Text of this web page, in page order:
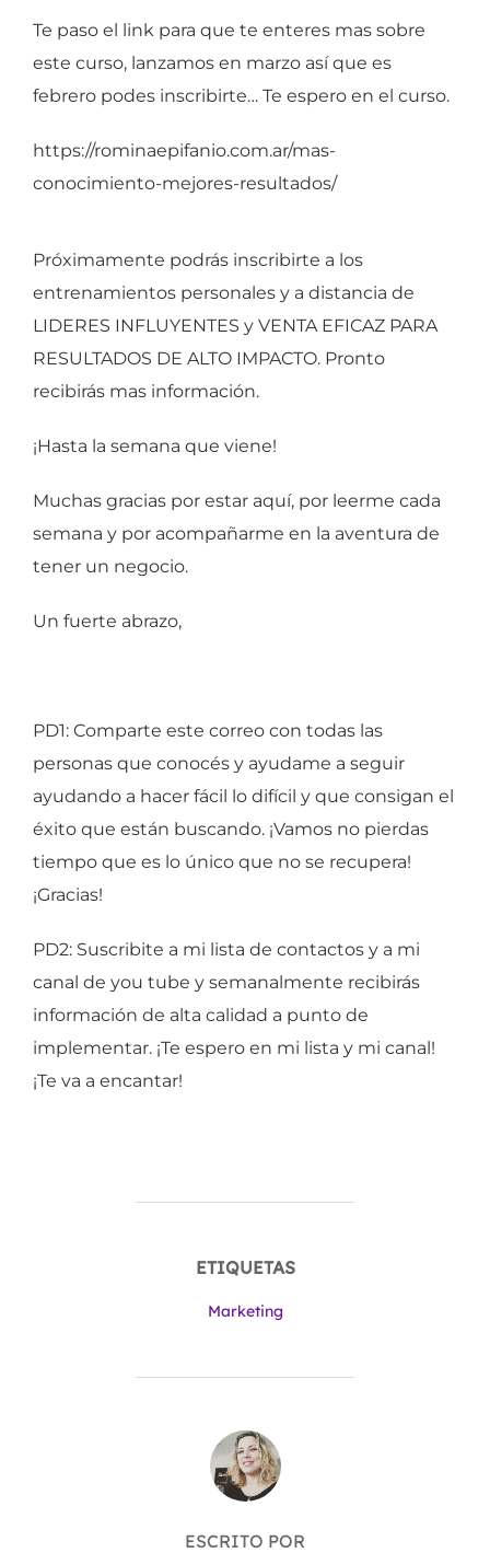
Te paso el link para que te enteres mas sobre
este curso, lanzamos en marzo así que es
febrero podes inscribirte… Te espero en el curso.
https://rominaepifanio.com.ar/mas-
conocimiento-mejores-resultados/
Próximamente podrás inscribirte a los
entrenamientos personales y a distancia de
LIDERES INFLUYENTES y VENTA EFICAZ PARA
RESULTADOS DE ALTO IMPACTO. Pronto
recibirás mas información.
¡Hasta la semana que viene!
Muchas gracias por estar aquí, por leerme cada
semana y por acompañarme en la aventura de
tener un negocio.
Un fuerte abrazo,
PD1: Comparte este correo con todas las
personas que conocés y ayudame a seguir
ayudando a hacer fácil lo difícil y que consigan el
éxito que están buscando. ¡Vamos no pierdas
tiempo que es lo único que no se recupera!
¡Gracias!
PD2: Suscribite a mi lista de contactos y a mi
canal de you tube y semanalmente recibirás
información de alta calidad a punto de
implementar. ¡Te espero en mi lista y mi canal!
¡Te va a encantar!
ETIQUETAS
Marketing
AUTOR DE LA ENTRADA
ESCRITO POR